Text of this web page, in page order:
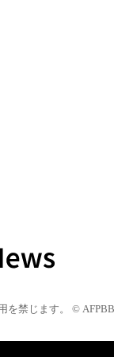
を禁じます。 © AFPBB